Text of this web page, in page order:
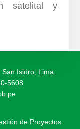
satelital y
San Isidro, Lima.
5608
de Proyectos